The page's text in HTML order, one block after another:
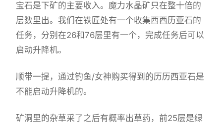
宝石是下矿的主要收入。魔力水晶矿只在整十倍的
层数里出。我们在铁匠处有一个收集西西历亚石的
任务，分别在26和76层里有一个，完成任务后可以
启动升降机。
顺带一提，通过钓鱼/女神购买得到的历历西亚石是
不能启动升降机的。
矿洞里的杂草采了之后有概率出草药，前25层是绿